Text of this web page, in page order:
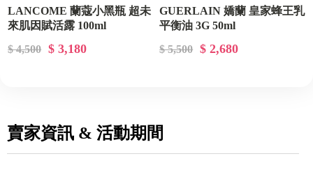
LANCOME 蘭蔻小黑瓶 超未
來肌因賦活露 100ml
$ 4,500
$ 3,180
GUERLAIN 嬌蘭 皇家蜂王乳
平衡油 3G 50ml
$ 5,500
$ 2,680
賣家資訊 & 活動期間